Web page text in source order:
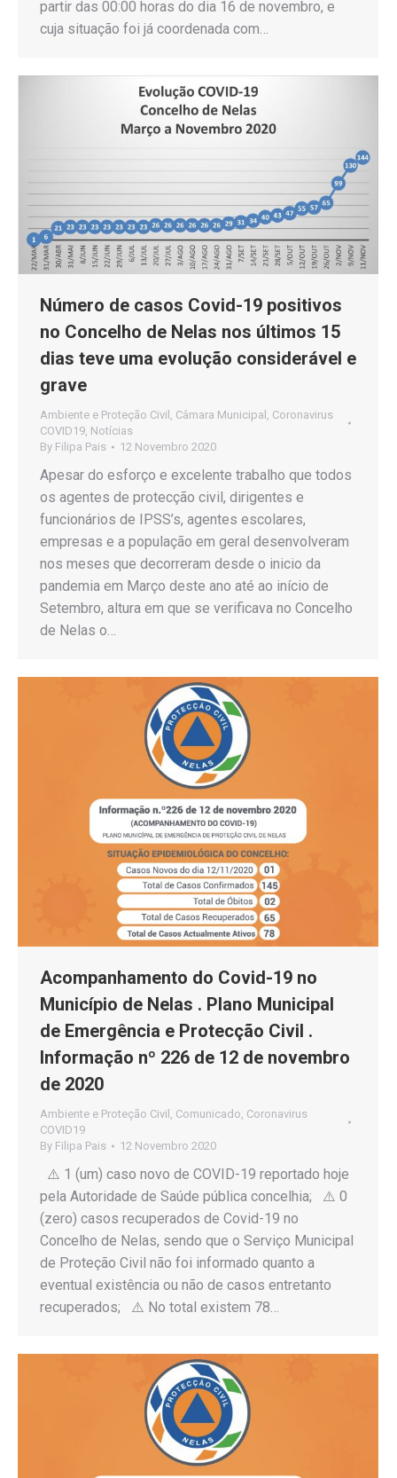
partir das 00:00 horas do dia 16 de novembro, e
cuja situação foi já coordenada com…
Número de casos Covid-19 positivos
no Concelho de Nelas nos últimos 15
dias teve uma evolução considerável e
grave
Ambiente e Proteção Civil , Câmara Municipal , Coronavirus
COVID19, Notícias
By Filipa Pais 12 Novembro 2020
Apesar do esforço e excelente trabalho que todos
os agentes de protecção civil, dirigentes e
funcionários de IPSS’s, agentes escolares,
empresas e a população em geral desenvolveram
nos meses que decorreram desde o inicio da
pandemia em Março deste ano até ao início de
Setembro, altura em que se verificava no Concelho
de Nelas o…
Acompanhamento do Covid-19 no
Município de Nelas . Plano Municipal
de Emergência e Protecção Civil .
Informação nº 226 de 12 de novembro
de 2020
Ambiente e Proteção Civil , Comunicado, Coronavirus
COVID19
By Filipa Pais 12 Novembro 2020
⚠️ 1 (um) caso novo de COVID-19 reportado hoje
pela Autoridade de Saúde pública concelhia; ⚠️ 0
(zero) casos recuperados de Covid-19 no
Concelho de Nelas, sendo que o Serviço Municipal
de Proteção Civil não foi informado quanto a
eventual existência ou não de casos entretanto
recuperados; ⚠️ No total existem 78…